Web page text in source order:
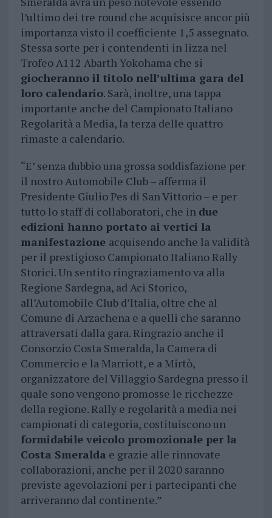
l’ultimo dei tre round che acquisisce ancor più
importanza visto il coefficiente 1,5 assegnato.
Stessa sorte per i contendenti in lizza nel
Trofeo A112 Abarth Yokohama che si
giocheranno il titolo nell’ultima gara del
loro calendario. Sarà, inoltre, una tappa
importante anche del Campionato Italiano
Regolarità a Media, la terza delle quattro
rimaste a calendario.
“E’ senza dubbio una grossa soddisfazione per
il nostro Automobile Club – afferma il
Presidente Giulio Pes di San Vittorio – e per
tutto lo staff di collaboratori, che in due
edizioni hanno portato ai vertici la
manifestazione acquisendo anche la validità
per il prestigioso Campionato Italiano Rally
Storici. Un sentito ringraziamento va alla
Regione Sardegna, ad Aci Storico,
all’Automobile Club d’Italia, oltre che al
Comune di Arzachena e a quelli che saranno
attraversati dalla gara. Ringrazio anche il
Consorzio Costa Smeralda, la Camera di
Commercio e la Marriott, e a Mirtò,
organizzatore del Villaggio Sardegna presso il
quale sono vengono promosse le ricchezze
della regione. Rally e regolarità a media nei
campionati di categoria, costituiscono un
formidabile veicolo promozionale per la
Costa Smeralda e grazie alle rinnovate
collaborazioni, anche per il 2020 saranno
previste agevolazioni per i partecipanti che
arriveranno dal continente.”